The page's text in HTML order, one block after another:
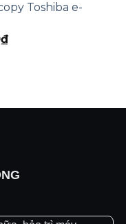
tại
1.300.000₫.
Toshiba e-
₫Giá